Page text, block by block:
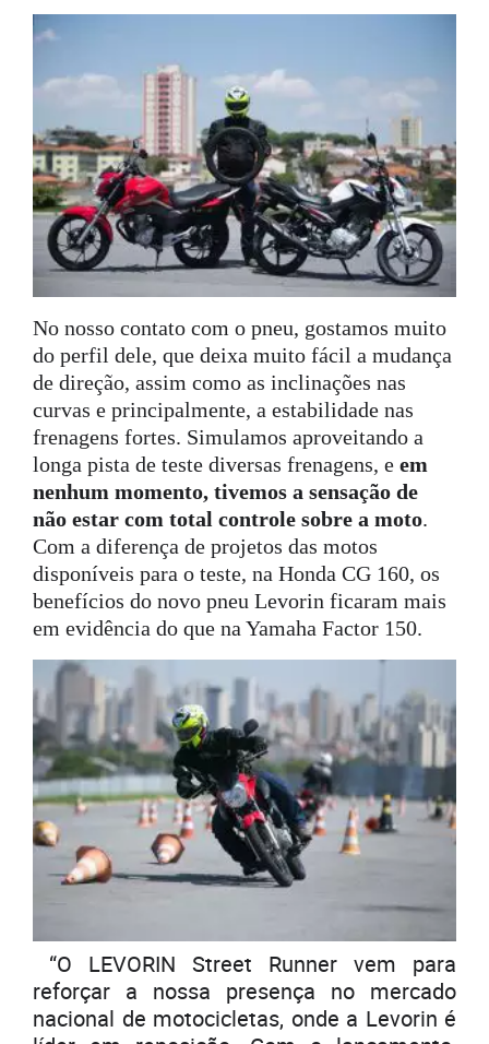
No nosso contato com o pneu, gostamos muito
do perfil dele, que deixa muito fácil a mudança
de direção, assim como as inclinações nas
curvas e principalmente, a estabilidade nas
frenagens fortes. Simulamos aproveitando a
longa pista de teste diversas frenagens, e em
nenhum momento, tivemos a sensação de
não estar com total controle sobre a moto.
Com a diferença de projetos das motos
disponíveis para o teste, na Honda CG 160, os
benefícios do novo pneu Levorin ficaram mais
em evidência do que na Yamaha Factor 150.
“O LEVORIN Street Runner vem para
reforçar a nossa presença no mercado
nacional de motocicletas, onde a Levorin é